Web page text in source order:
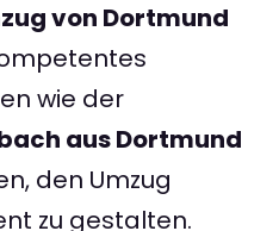
von Dortmund
wie der
aus Dortmund
den Umzug
zu gestalten.